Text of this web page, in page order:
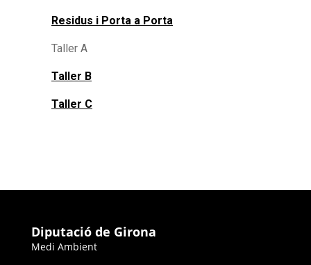
Residus i Porta a Porta
Taller A
Taller B
Taller C
Diputació de Girona
Medi Ambient